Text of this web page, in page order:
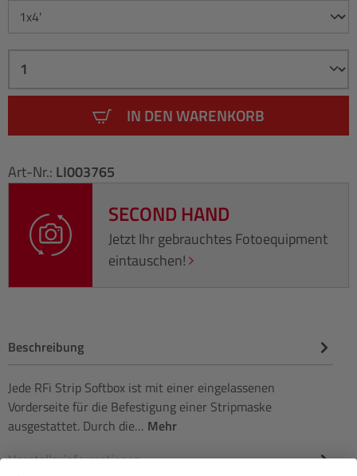
IN DEN WARENKORB
Art-Nr.: LI003765
SECOND HAND
Jetzt Ihr gebrauchtes Fotoequipment
eintauschen!
Beschreibung
Jede RFi Strip Softbox ist mit einer eingelassenen
Vorderseite für die Befestigung einer Stripmaske
ausgestattet. Durch die… Mehr
Herstellerinformationen